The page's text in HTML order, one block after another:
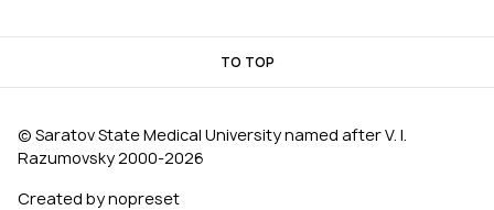
TO TOP
© Saratov State Medical University named after V. I.
Razumovsky 2000‑2026
Created by nopreset